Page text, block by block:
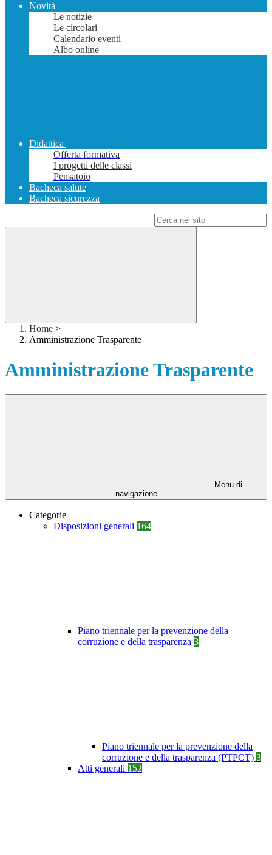
Novità
Le notizie
Le circolari
Calendario eventi
Albo online
Didattica
Offerta formativa
I progetti delle classi
Pensatoio
Bacheca salute
Bacheca sicurezza
Home >
Amministrazione Trasparente
Amministrazione Trasparente
Menu di
navigazione
Categorie
Disposizioni generali 164
Piano triennale per la prevenzione della
corruzione e della trasparenza 3
Piano triennale per la prevenzione della
corruzione e della trasparenza (PTPCT) 3
Atti generali 152